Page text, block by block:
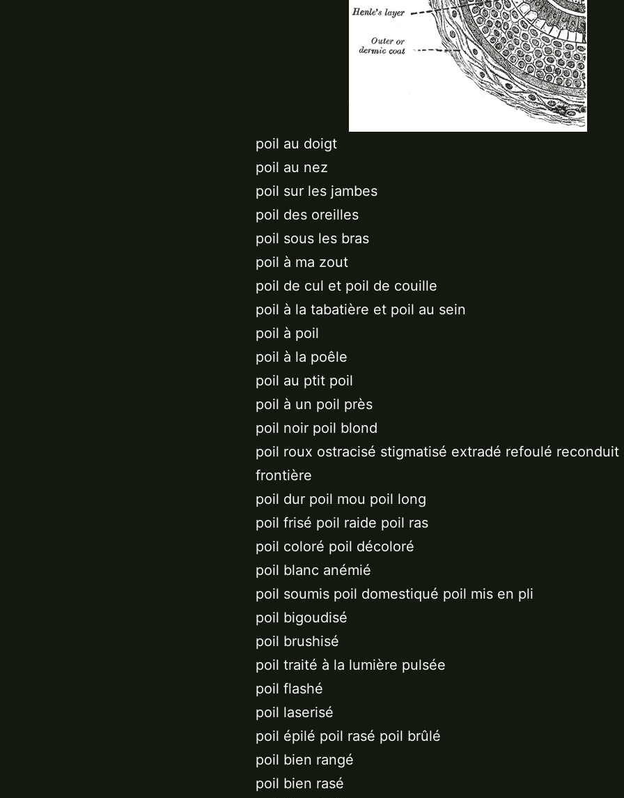
poil au doigt
poil au nez
poil sur les jambes
poil des oreilles
poil sous les bras
poil à ma zout
poil de cul et poil de couille
poil à la tabatière et poil au sein
poil à poil
poil à la poêle
poil au ptit poil
poil à un poil près
poil noir poil blond
poil roux ostracisé stigmatisé extradé refoulé reconduit
frontière
poil dur poil mou poil long
poil frisé poil raide poil ras
poil coloré poil décoloré
poil blanc anémié
poil soumis poil domestiqué poil mis en pli
poil bigoudisé
poil brushisé
poil traité à la lumière pulsée
poil flashé
poil laserisé
poil épilé poil rasé poil brûlé
poil bien rangé
poil bien rasé